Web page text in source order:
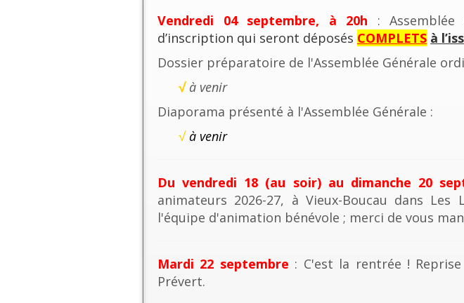
Vendredi 04 septembre, à 20h : Assemblée
d’inscription qui seront déposés COMPLETS à
Dossier préparatoire de l'Assemblée Générale
√ à venir
Diaporama présenté à l'Assemblée Générale :
√à venir
Du vendredi 18 (au soir) au dimanche 20
animateurs 2026-27, à Vieux-Boucau dans
l'équipe d'animation bénévole ; merci de vous
Mardi 22 septembre : C'est la rentrée !
Prévert.